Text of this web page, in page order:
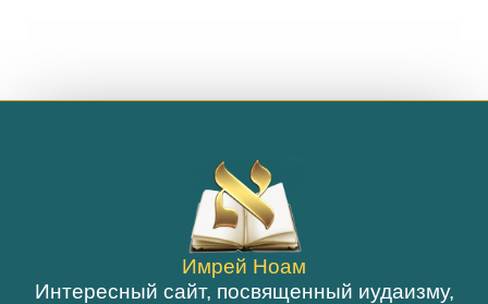
Имрей Ноам
Интересный сайт, посвященный иудаизму,